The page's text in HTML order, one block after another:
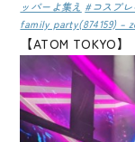
ッパーよ集え #コスプ
family party(874159) –
【ATOM TOKYO】